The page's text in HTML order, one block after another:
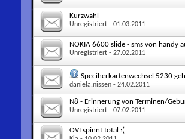
Kurzwahl
Unregistriert - 01.03.2011
NOKIA 6600 slide - sms von handy
Unregistriert - 27.02.2011
Speciherkartenwechsel 5230
daniela.nissen - 24.02.2011
N8 - Erinnerung von Terminen/
Unregistriert - 07.02.2011
OVI spinnt total :(